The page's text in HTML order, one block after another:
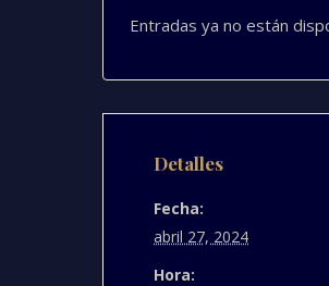
Entradas ya no están
Detalles
Fecha:
abril 27, 2024
Hora: